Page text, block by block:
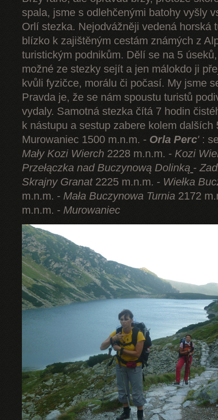
spala, jsme s odlehčenými batohy vyšly
Orlí stezka. Nejodvážněji vedená horská
blízko k zajištěným cestám známých z
turistickým podnikům. Dělí se na 5
možné ze stezky sejít a jen málokdo ji
kvůli fyzičce, morálu či počasí. My jsme
Pravda je, že se nám spoustu turistů
vydaly. Samotná stezka čítá 7 hodin
k nástupu a sestup zabere kolem dalších
Murowaniec 1500 m.n.m. - Orla Perc':
Mały Kozi Wierch 2228 m.n.m. - Kozi
Przełączka nad Buczynową Dolinką -
Skrajny Granat2225 m.n.m. - Wiełka
m.n.m. - Mała Buczynowa Turnia 2172
m.n.m. - Murowaniec